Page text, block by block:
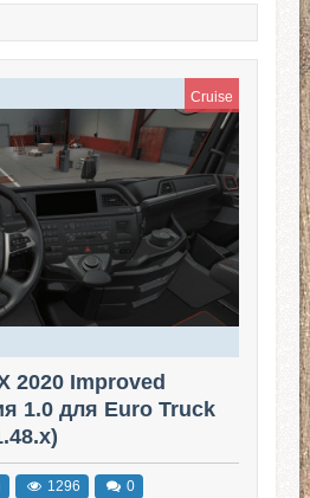
Cruise
2020 Improved
1.0 для Euro Truck
1296 0